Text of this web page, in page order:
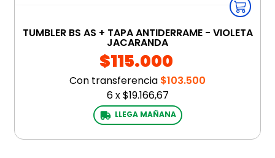
TUMBLER BS AS + TAPA ANTIDERRAME - VIOLETA
JACARANDA
$115.000
Con transferencia $103.500
6x$19.166,67
LLEGA MAÑANA